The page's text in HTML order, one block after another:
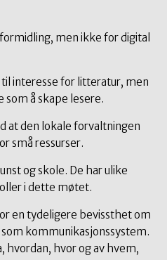
men ikke for digital
interesse for litteratur, men
å skape lesere.
at den lokale forvaltningen
små ressurser.
og skole. De har ulike
i dette møtet.
en tydeligere bevissthet om
kommunikasjonssystem.
hvordan, hvor og av hvem,